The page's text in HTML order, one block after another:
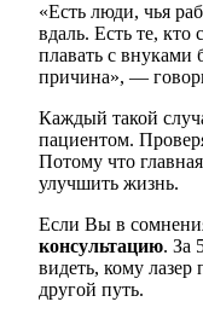
«Есть люди, чья
вдаль. Есть те,
плавать с внуками
причина», —
Каждый такой
пациентом.
Потому что
улучшить жизнь.
Если Вы в
консультацию. За
видеть, кому
другой путь.